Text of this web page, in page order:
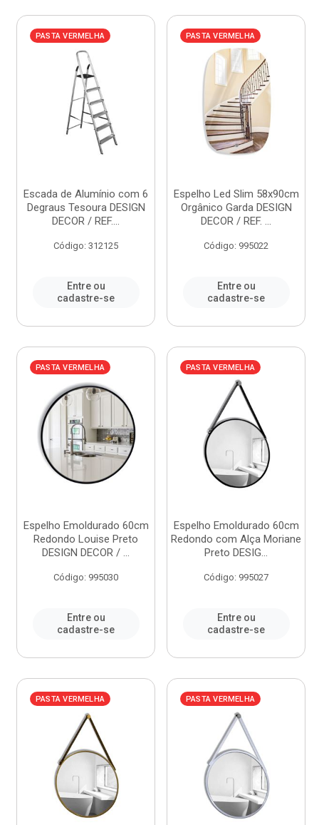
PASTA VERMELHA
Escada de Alumínio com 6
Degraus Tesoura DESIGN
DECOR / REF....
Código: 312125
Entre ou
cadastre-se
PASTA VERMELHA
Espelho Led Slim 58x90cm
Orgânico Garda DESIGN
DECOR / REF. ...
Código: 995022
Entre ou
cadastre-se
PASTA VERMELHA
Espelho Emoldurado 60cm
Redondo Louise Preto
DESIGN DECOR / ...
Código: 995030
Entre ou
cadastre-se
PASTA VERMELHA
Espelho Emoldurado 60cm
Redondo com Alça Moriane
Preto DESIG...
Código: 995027
Entre ou
cadastre-se
PASTA VERMELHA PASTA VERMELHA